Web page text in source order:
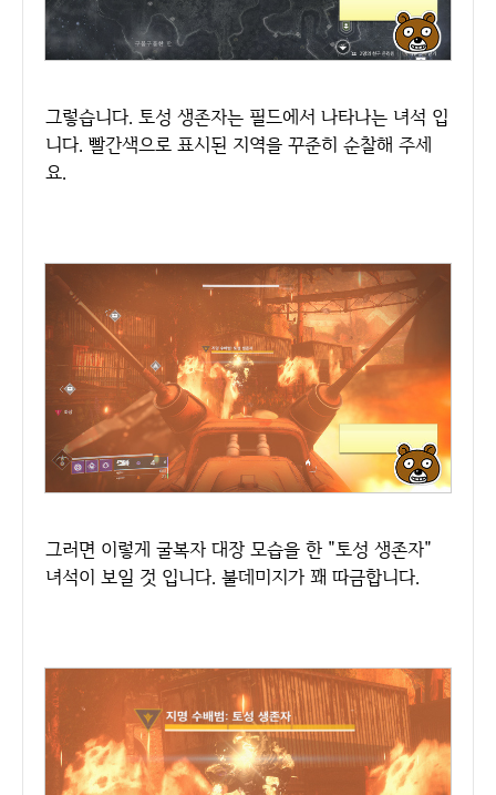
그렇습니다. 토성 생존자는 필드에서 나타나는 녀석 입
니다. 빨간색으로 표시된 지역을 꾸준히 순찰해 주세
요.
그러면 이렇게 굴복자 대장 모습을 한 "토성 생존자"
녀석이 보일 것 입니다. 불데미지가 꽤 따금합니다.